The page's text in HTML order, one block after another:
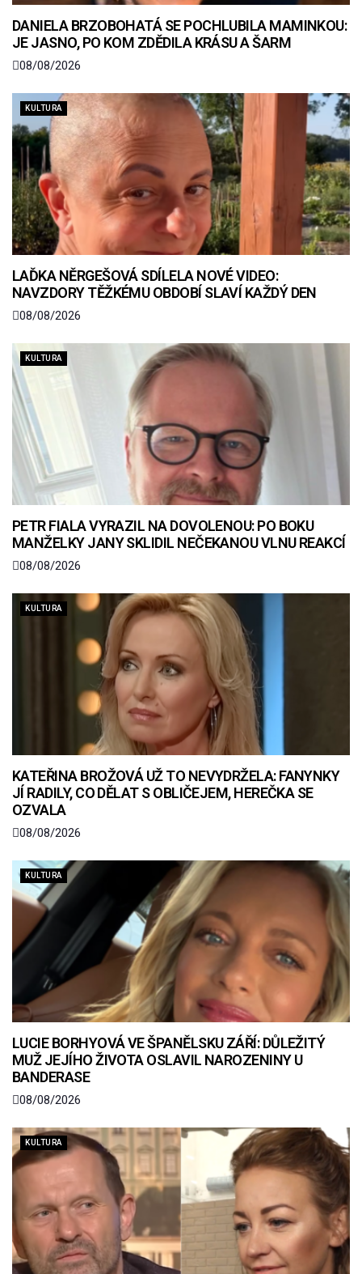
DANIELA BRZOBOHATÁ SE POCHLUBILA MAMINKOU:
JE JASNO, PO KOM ZDĚDILA KRÁSU A ŠARM
08/08/2026
KULTURA
LAĎKA NĚRGEŠOVÁ SDÍLELA NOVÉ VIDEO:
NAVZDORY TĚŽKÉMU OBDOBÍ SLAVÍ KAŽDÝ DEN
08/08/2026
KULTURA
PETR FIALA VYRAZIL NA DOVOLENOU: PO BOKU
MANŽELKY JANY SKLIDIL NEČEKANOU VLNU REAKCÍ
08/08/2026
KULTURA
KATEŘINA BROŽOVÁ UŽ TO NEVYDRŽELA: FANYNKY
JÍ RADILY, CO DĚLAT S OBLIČEJEM, HEREČKA SE
OZVALA
08/08/2026
KULTURA
LUCIE BORHYOVÁ VE ŠPANĚLSKU ZÁŘÍ: DŮLEŽITÝ
MUŽ JEJÍHO ŽIVOTA OSLAVIL NAROZENINY U
BANDERASE
08/08/2026
KULTURA